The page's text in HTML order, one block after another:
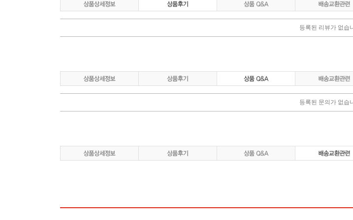
등록된 리뷰가 없습
등록된 문의가 없습